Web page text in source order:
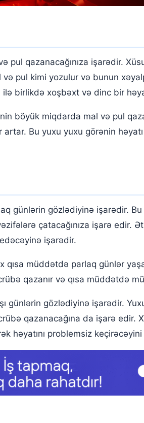
pul qazanacağınıza işarədir.
pul kimi yozulur və bunun
ilə birlikdə xoşbəxt və dinc bir
böyük miqdarda mal və pul
Bu yuxu yuxu görənin
günlərin gözlədiyinə işarədir.
çatacağınıza işarə
işarədir.
qısa müddətdə parlaq günlər
qazanır və qısa müddətdə
günlərin gözlədiyinə işarədir.
qazanacağına da işarə
həyatını problemsiz keçirəcəyini